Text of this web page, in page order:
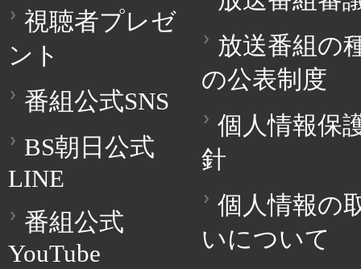
視聴者プレゼ
ント
番組公式SNS
BS朝日公式
LINE
番組公式
YouTube
放送番組の
の公表制度
個人情報保
針
個人情報の
いについて